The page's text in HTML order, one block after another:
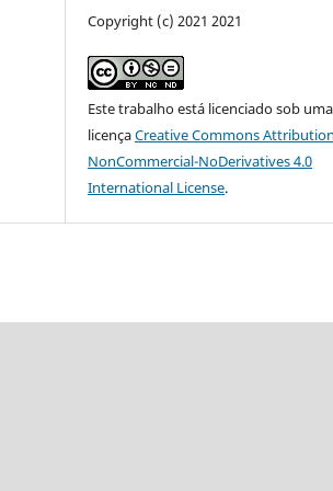
Copyright (c) 2021 2021
Este trabalho está licenciado sob uma
licençaCreative Commons
NonCommercial-NoDerivatives 4.0
International License.